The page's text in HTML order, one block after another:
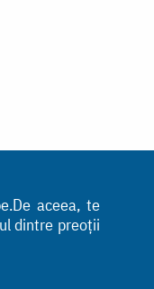
aceea, te
dintre preoții